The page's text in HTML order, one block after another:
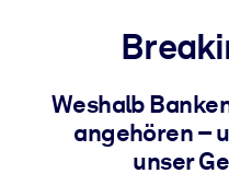
Bauen Sie eine gesunde
NACH SYSTEM
Für LMS/LXP
Weshalb
angehören –
unser